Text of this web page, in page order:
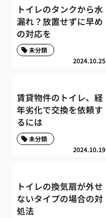
トイレのタンクから水
漏れ？放置せずに早め
の対応を
2024.10.25
未分類
賃貸物件のトイレ、経
年劣化で交換を依頼す
るには
2024.10.19
未分類
トイレの換気扇が外せ
ないタイプの場合の対
処法